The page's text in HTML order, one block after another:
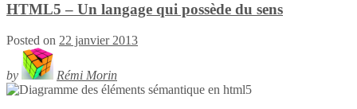
HTML5 – Un langage qui possède du sens
Posted on 22 janvier 2013
by Rémi Morin